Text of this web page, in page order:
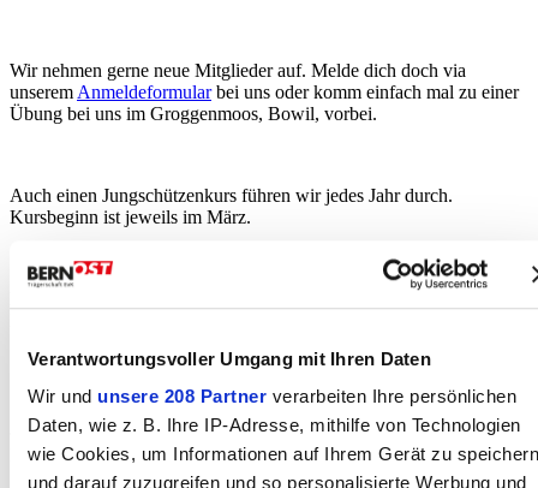
Verantwortungsvoller Umgang mit Ihren Daten
Wir und unsere 208 Partner verarbeiten Ihre persönlichen
Daten, wie z. B. Ihre IP-Adresse, mithilfe von Technologien
wie Cookies, um Informationen auf Ihrem Gerät zu speichern
und darauf zuzugreifen und so personalisierte Werbung und
Wir nehmen gerne neue Mitglieder auf. Melde dich doch via
unserem Anmeldeformularbei uns oder komm einfach mal zu einer
Übung bei uns im Groggenmoos, Bowil, vorbei.
Auch einen Jungschützenkurs führen wir jedes Jahr durch.
Kursbeginn ist jeweils im März.
Kontakt